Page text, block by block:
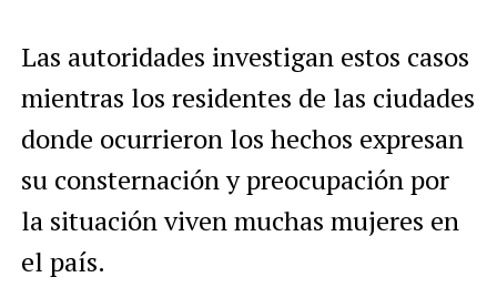
Las autoridades investigan estos casos
mientras los residentes de las ciudades
donde ocurrieron los hechos expresan
su consternación y preocupación por
la situación viven muchas mujeres en
el país.